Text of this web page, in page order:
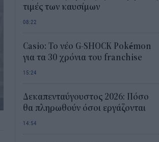
τιμές των καυσίμων
08:22
Casio: Το νέο G-SHOCK Pokémon
για τα 30 χρόνια του franchise
15:24
Δεκαπενταύγουστος 2026: Πόσο
θα πληρωθούν όσοι εργάζονται
14:54